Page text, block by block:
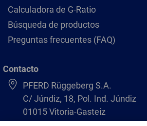
Calculadora de G-Ratio
Búsqueda de productos
Preguntas frecuentes (FAQ)
Contacto
PFERD Rüggeberg S.A.
C/ Júndiz, 18, Pol. Ind. Júndiz
01015 Vitoria-Gasteiz